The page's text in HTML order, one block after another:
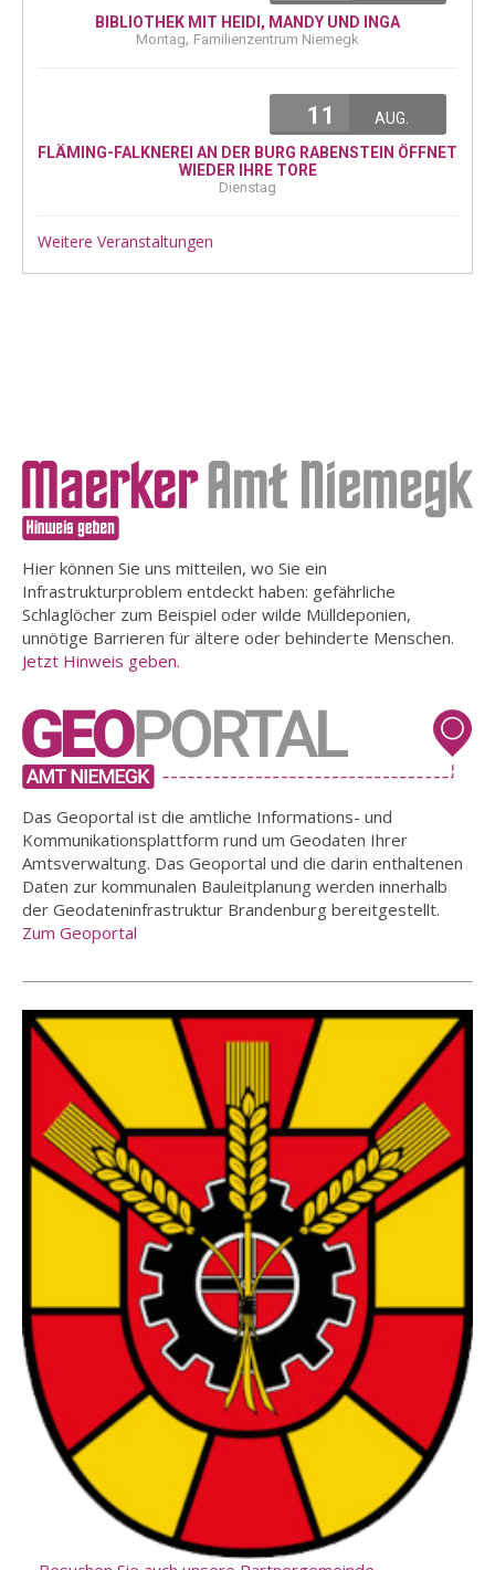
BIBLIOTHEK MIT HEIDI, MANDY UND INGA
Montag, Familienzentrum Niemegk
11
AUG.
FLÄMING-FALKNEREI AN DER BURG RABENSTEIN ÖFFNET
WIEDER IHRE TORE
Dienstag
Weitere Veranstaltungen
Hier können Sie uns mitteilen, wo Sie ein
Infrastrukturproblem entdeckt haben: gefährliche
Schlaglöcher zum Beispiel oder wilde Mülldeponien,
unnötige Barrieren für ältere oder behinderte Menschen.
Jetzt Hinweis geben.
Das Geoportal ist die amtliche Informations- und
Kommunikationsplattform rund um Geodaten Ihrer
Amtsverwaltung. Das Geoportal und die darin enthaltenen
Daten zur kommunalen Bauleitplanung werden innerhalb
der Geodateninfrastruktur Brandenburg bereitgestellt.
Zum Geoportal